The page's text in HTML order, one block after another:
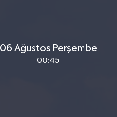
06 Ağustos Perşembe
00:45